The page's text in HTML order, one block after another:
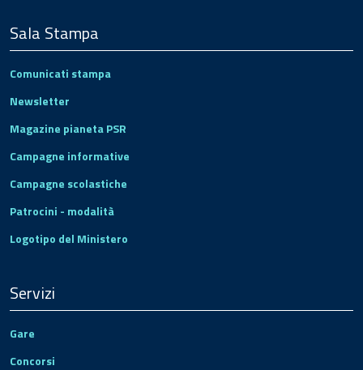
Sala Stampa
Comunicati stampa
Newsletter
Magazine pianeta PSR
Campagne informative
Campagne scolastiche
Patrocini - modalità
Logotipo del Ministero
Servizi
Gare
Concorsi